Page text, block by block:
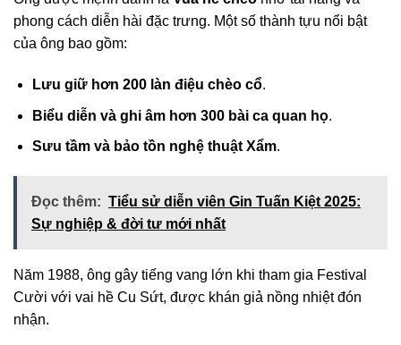
phong cách diễn hài đặc trưng. Một số thành tựu nổi bật
của ông bao gồm:
Lưu giữ hơn 200 làn điệu chèo cổ.
Biểu diễn và ghi âm hơn 300 bài ca quan họ.
Sưu tầm và bảo tồn nghệ thuật Xẩm.
Đọc thêm: Tiểu sử diễn viên Gin Tuấn Kiệt 2025:
Sự nghiệp & đời tư mới nhất
Năm 1988, ông gây tiếng vang lớn khi tham gia Festival
Cười với vai hề Cu Sứt, được khán giả nồng nhiệt đón
nhận.